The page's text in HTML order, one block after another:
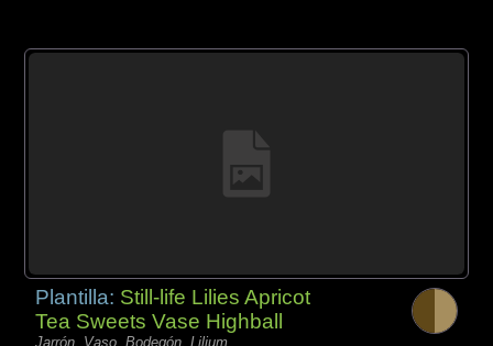
Plantilla: Still-life Lilies Apricot
Tea Sweets Vase Highball
Jarrón, Vaso, Bodegón, Lilium,